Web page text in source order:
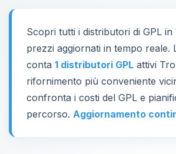
Scopri tutti i distributori di GPL in
prezzi aggiornati in tempo reale.
conta 1 distributori GPL attivi
rifornimento più conveniente
confronta i costi del GPL e
percorso. Aggiornamento